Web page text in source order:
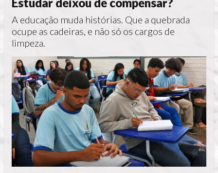
A educação muda histórias. Que a quebrada
ocupe as cadeiras, e não só os cargos de
limpeza.